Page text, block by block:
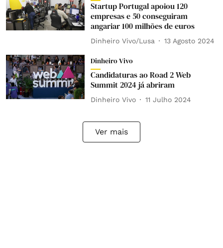
Startup Portugal apoiou 120
empresas e 50 conseguiram
angariar 100 milhões de euros
Dinheiro Vivo/Lusa 13 Agosto 2024
Dinheiro Vivo
Candidaturas ao Road 2 Web
Summit 2024 já abriram
Dinheiro Vivo 11 Julho 2024
Ver mais